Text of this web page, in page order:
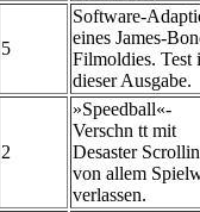
5
Software-
eines James-
Filmoldies. Test
dieser Ausgabe.
2
»Speedball«-
Verschn tt mit
Desaster
von allem
verlassen.